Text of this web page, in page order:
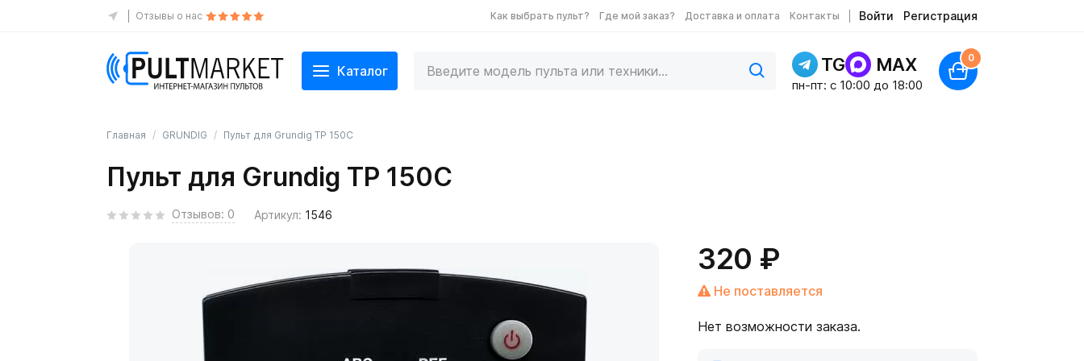
Отзывы о нас Как выбрать пульт? Где мой заказ? Доставка и оплата Контакты Войти Регистрация
Каталог TG MAX
пн-пт: c 10:00 до 18:00
0
Главная GRUNDIG Пульт для Grundig TP 150C
Пульт для Grundig TP 150C
Отзывов: 0 Артикул: 1546
320 ₽
Не поставляется
Нет возможности заказа.